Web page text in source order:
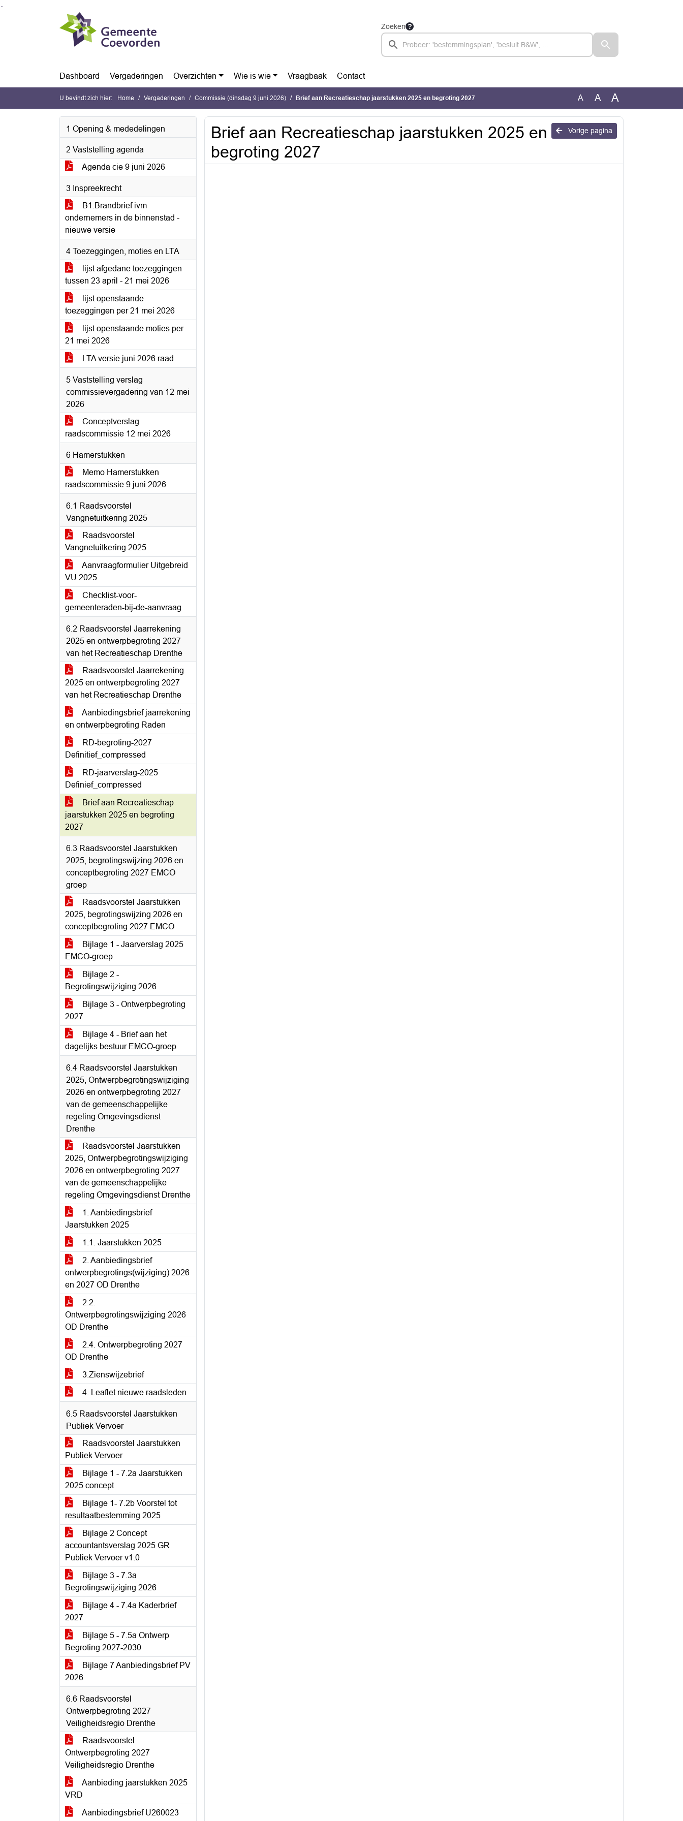
Ga naar de inhoud van deze pagina
Ga naar het zoeken
Ga naar het menu
Zoeken
Dashboard Vergaderingen Overzichten Wie is wie Vraagbaak Contact
U bevindt zich hier: Home Vergaderingen Commissie (dinsdag 9 juni 2026) Brief aan Recreatieschap jaarstukken 2025 en begroting 2027 A A A
1 Opening & mededelingen
2 Vaststelling agenda
Agenda cie 9 juni 2026
3 Inspreekrecht
B1.Brandbrief ivm
ondernemers in de binnenstad -
nieuwe versie
4 Toezeggingen, moties en LTA
lijst afgedane toezeggingen
tussen 23 april - 21 mei 2026
lijst openstaande
toezeggingen per 21 mei 2026
lijst openstaande moties per
21 mei 2026
LTA versie juni 2026 raad
5 Vaststelling verslag
commissievergadering van 12 mei
2026
Conceptverslag
raadscommissie 12 mei 2026
6 Hamerstukken
Memo Hamerstukken
raadscommissie 9 juni 2026
6.1 Raadsvoorstel
Vangnetuitkering 2025
Raadsvoorstel
Vangnetuitkering 2025
Aanvraagformulier Uitgebreid
VU 2025
Checklist-voor-
gemeenteraden-bij-de-aanvraag
6.2 Raadsvoorstel Jaarrekening
2025 en ontwerpbegroting 2027
van het Recreatieschap Drenthe
Raadsvoorstel Jaarrekening
2025 en ontwerpbegroting 2027
van het Recreatieschap Drenthe
Aanbiedingsbrief jaarrekening
en ontwerpbegroting Raden
RD-begroting-2027
Definitief_compressed
RD-jaarverslag-2025
Definief_compressed
Brief aan Recreatieschap
jaarstukken 2025 en begroting
2027
6.3 Raadsvoorstel Jaarstukken
2025, begrotingswijzing 2026 en
conceptbegroting 2027 EMCO
groep
Raadsvoorstel Jaarstukken
2025, begrotingswijzing 2026 en
conceptbegroting 2027 EMCO
Bijlage 1 - Jaarverslag 2025
EMCO-groep
Bijlage 2 -
Begrotingswijziging 2026
Bijlage 3 - Ontwerpbegroting
2027
Bijlage 4 - Brief aan het
dagelijks bestuur EMCO-groep
6.4 Raadsvoorstel Jaarstukken
2025, Ontwerpbegrotingswijziging
2026 en ontwerpbegroting 2027
van de gemeenschappelijke
regeling Omgevingsdienst
Drenthe
Raadsvoorstel Jaarstukken
2025, Ontwerpbegrotingswijziging
2026 en ontwerpbegroting 2027
van de gemeenschappelijke
regeling Omgevingsdienst Drenthe
1. Aanbiedingsbrief
Jaarstukken 2025
1.1. Jaarstukken 2025
2. Aanbiedingsbrief
ontwerpbegrotings(wijziging) 2026
en 2027 OD Drenthe
2.2.
Ontwerpbegrotingswijziging 2026
OD Drenthe
2.4. Ontwerpbegroting 2027
OD Drenthe
3.Zienswijzebrief
4. Leaflet nieuwe raadsleden
6.5 Raadsvoorstel Jaarstukken
Publiek Vervoer
Raadsvoorstel Jaarstukken
Publiek Vervoer
Bijlage 1 - 7.2a Jaarstukken
2025 concept
Bijlage 1- 7.2b Voorstel tot
resultaatbestemming 2025
Bijlage 2 Concept
accountantsverslag 2025 GR
Publiek Vervoer v1.0
Bijlage 3 - 7.3a
Begrotingswijziging 2026
Bijlage 4 - 7.4a Kaderbrief
2027
Bijlage 5 - 7.5a Ontwerp
Begroting 2027-2030
Bijlage 7 Aanbiedingsbrief PV
2026
6.6 Raadsvoorstel
Ontwerpbegroting 2027
Veiligheidsregio Drenthe
Raadsvoorstel
Ontwerpbegroting 2027
Veiligheidsregio Drenthe
Aanbieding jaarstukken 2025
VRD
Aanbiedingsbrief U260023
Vorige pagina
Brief aan Recreatieschap jaarstukken 2025 en
begroting 2027